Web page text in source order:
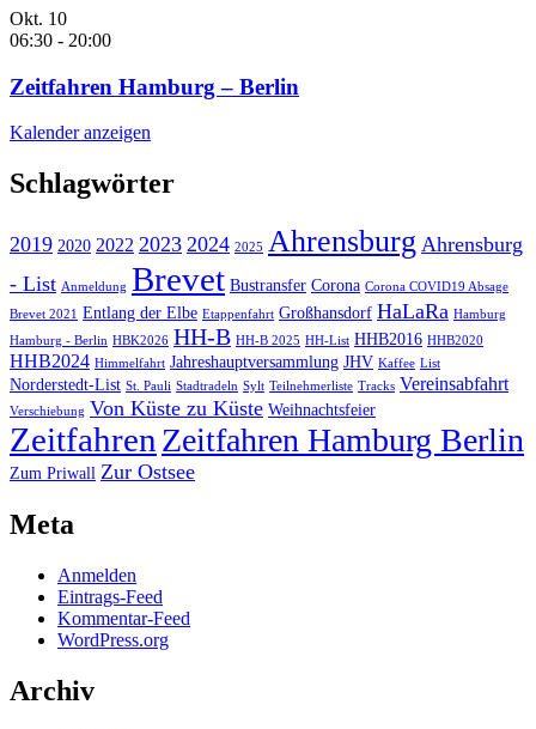
Okt. 10
06:30 - 20:00
Zeitfahren Hamburg – Berlin
Kalender anzeigen
Schlagwörter
2019 2020 2022 2023 2024 2025 Ahrensburg Ahrensburg
- List Anmeldung Brevet Bustransfer Corona Corona COVID19 Absage
Brevet 2021 Entlang der Elbe Etappenfahrt Großhansdorf HaLaRa Hamburg
Hamburg - Berlin HBK2026 HH-B HH-B 2025 HH-List HHB2016 HHB2020
HHB2024 Himmelfahrt Jahreshauptversammlung JHV Kaffee List
Norderstedt-List St. Pauli Stadtradeln Sylt Teilnehmerliste Tracks Vereinsabfahrt
Verschiebung Von Küste zu Küste Weihnachtsfeier
ZeitfahrenZeitfahren Hamburg Berlin
Zum Priwall Zur Ostsee
Meta
Anmelden
Eintrags-Feed
Kommentar-Feed
WordPress.org
Archiv